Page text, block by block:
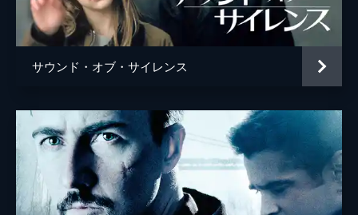
サウンド・オブ・サイレンス